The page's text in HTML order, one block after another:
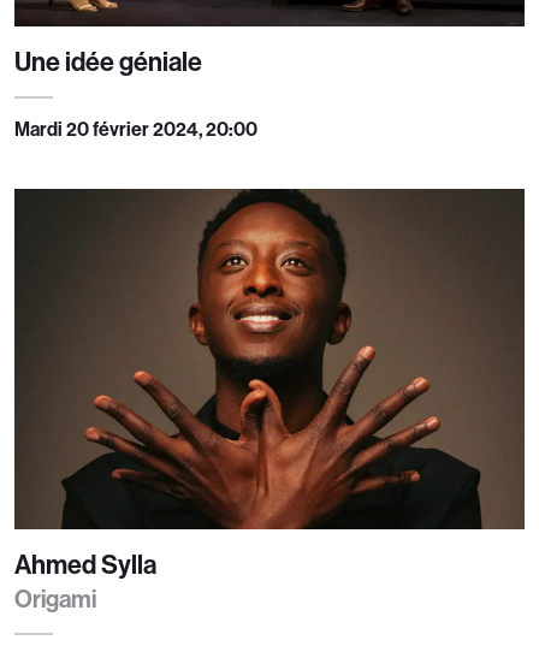
Une idée géniale
Mardi 20 février 2024, 20:00
Ahmed Sylla
Origami